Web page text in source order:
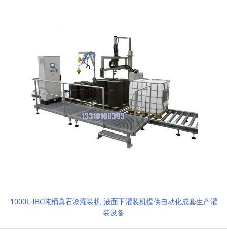
1000L-IBC吨桶真石漆灌装机_液面下灌装机提供自动化成套生产灌
装设备